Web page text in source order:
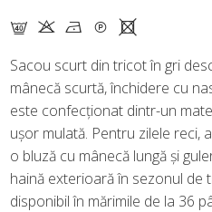
F K N Q X
Sacou scurt din tricot în gri
mânecă scurtă, închidere cu
este confecționat dintr-un
ușor mulată. Pentru zilele reci,
o bluză cu mânecă lungă și
haină exterioară în sezonul de
disponibil în mărimile de la 36